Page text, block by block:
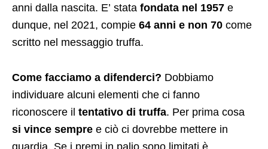
anni dalla nascita. E’ stata fondata nel 1957 e
dunque, nel 2021, compie 64 anni e non 70 come
scritto nel messaggio truffa.
Come facciamo a difenderci? Dobbiamo
individuare alcuni elementi che ci fanno
riconoscere il tentativo di truffa. Per prima cosa
si vince sempre e ciò ci dovrebbe mettere in
guardia. Se i premi in palio sono limitati è